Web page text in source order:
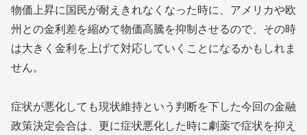
物価上昇に国民が耐えきれなくなった時に、アメリカや欧
州との金利差を縮めて物価高騰を抑制させるので、その時
は大きく金利を上げて対応していくことになるかもしれま
せん。
症状が悪化しても現状維持という判断を下した今回の金融
政策決定会合は、更に症状悪化した時に劇薬で症状を抑え